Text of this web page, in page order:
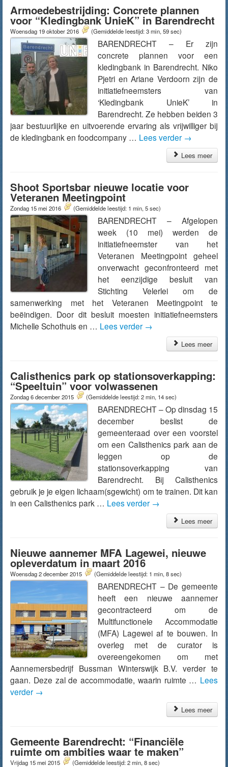
Armoedebestrijding: Concrete plannen
voor “Kledingbank UnieK” in Barendrecht
Woensdag 19 oktober 2016 (Gemiddelde leestijd: 3 min, 59 sec)
BARENDRECHT – Er zijn
concrete plannen voor een
kledingbank in Barendrecht. Niko
Pjetri en Ariane Verdoorn zijn de
initiatiefneemsters van
‘Kledingbank UnieK’ in
Barendrecht. Ze hebben beiden 3
jaar bestuurlijke en uitvoerende ervaring als vrijwilliger bij
de kledingbank en foodcompany … Lees verder →
Lees meer
Shoot Sportsbar nieuwe locatie voor
Veteranen Meetingpoint
Zondag 15 mei 2016 (Gemiddelde leestijd: 1 min, 5 sec)
BARENDRECHT – Afgelopen
week (10 mei) werden de
initiatiefneemster van het
Veteranen Meetingpoint geheel
onverwacht geconfronteerd met
het eenzijdige besluit van
Stichting Velerlei om de
samenwerking met het Veteranen Meetingpoint te
beëindigen. Door dit besluit moesten initiatiefneemsters
Michelle Schothuis en … Lees verder →
Lees meer
Calisthenics park op stationsoverkapping:
“Speeltuin” voor volwassenen
Zondag 6 december 2015 (Gemiddelde leestijd: 2 min, 14 sec)
BARENDRECHT – Op dinsdag 15
december beslist de
gemeenteraad over een voorstel
om een Calisthenics park aan de
leggen op de
stationsoverkapping van
Barendrecht. Bij Calisthenics
gebruik je je eigen lichaam(sgewicht) om te trainen. Dit kan
in een Calisthenics park … Lees verder →
Lees meer
Nieuwe aannemer MFA Lagewei, nieuwe
opleverdatum in maart 2016
Woensdag 2 december 2015 (Gemiddelde leestijd: 1 min, 8 sec)
BARENDRECHT – De gemeente
heeft een nieuwe aannemer
gecontracteerd om de
Multifunctionele Accommodatie
(MFA) Lagewei af te bouwen. In
overleg met de curator is
overeengekomen om met
Aannemersbedrijf Bussman Winterswijk B.V. verder te
gaan. Deze zal de accommodatie, waarin ruimte … Lees
verder →
Lees meer
Gemeente Barendrecht: “Financiële
ruimte om ambities waar te maken”
Vrijdag 15 mei 2015 (Gemiddelde leestijd: 2 min, 8 sec)